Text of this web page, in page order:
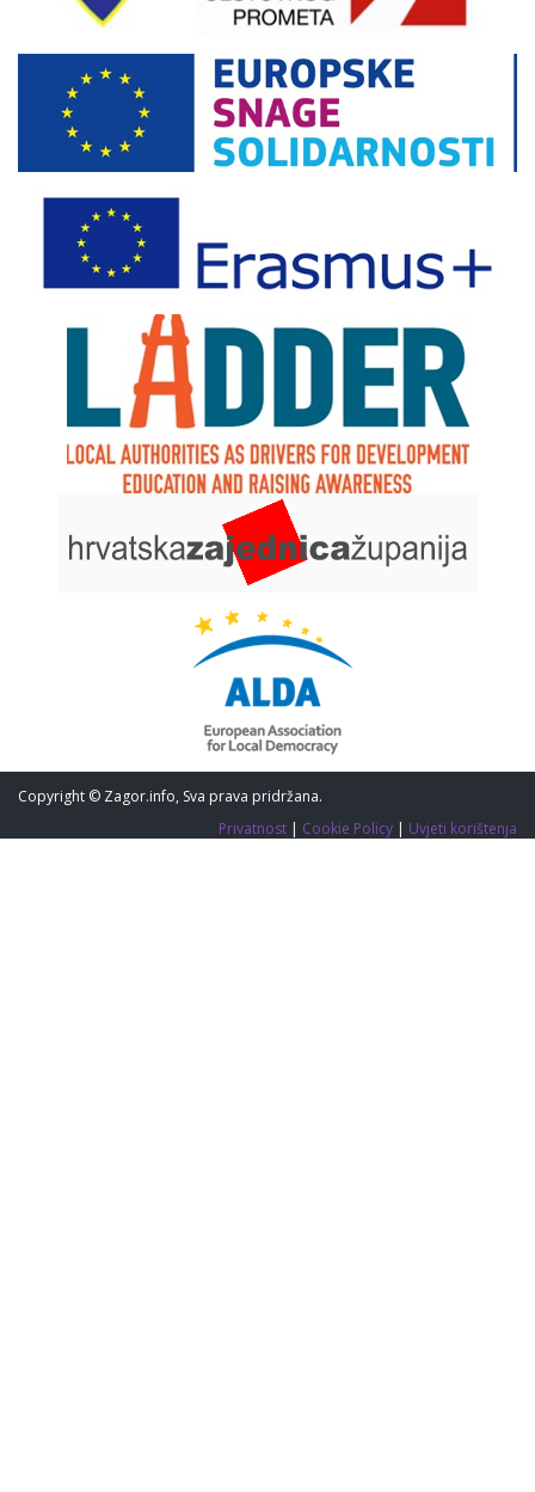
Copyright © Zagor.info, Sva prava pridržana.
Privatnost | Cookie Policy | Uvjeti korištenja